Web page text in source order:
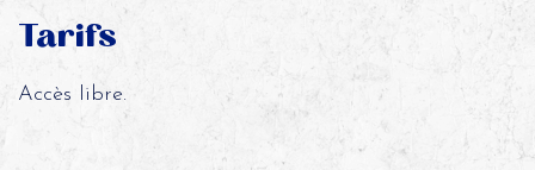
Tarifs
Accès libre.